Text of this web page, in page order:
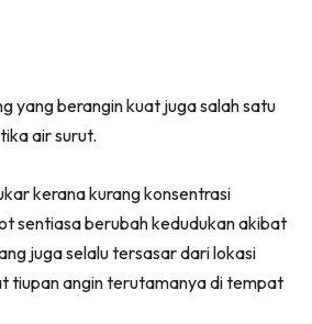
yang berangin kuat juga salah satu
air surut.
kerana kurang konsentrasi
sentiasa berubah kedudukan akibat
juga selalu tersasar dari lokasi
tiupan angin terutamanya di tempat